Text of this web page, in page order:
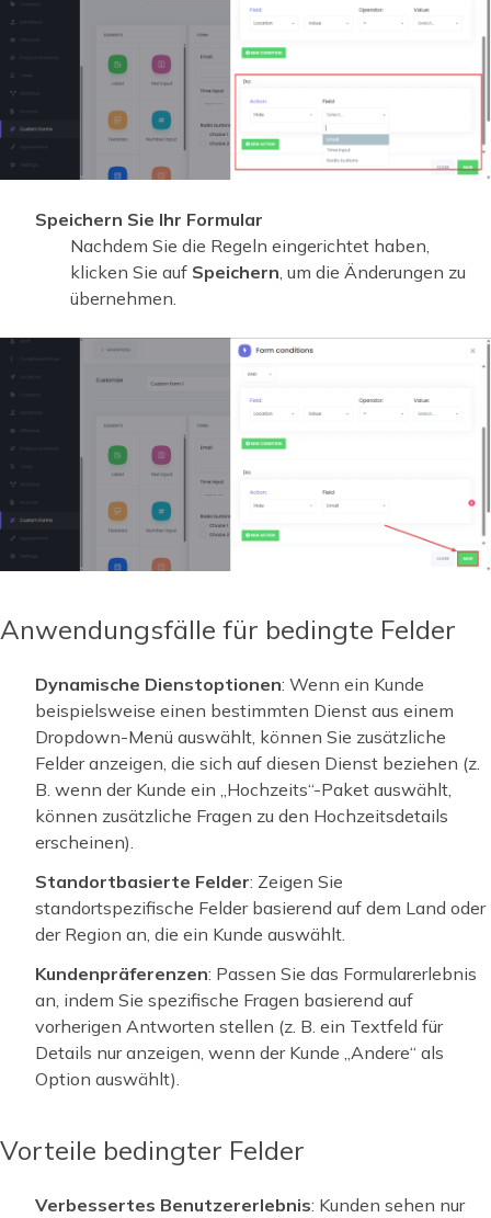
Speichern Sie Ihr Formular
Nachdem Sie die Regeln eingerichtet haben,
klicken Sie auf Speichern, um die Änderungen zu
übernehmen.
Anwendungsfälle für bedingte Felder
Dynamische Dienstoptionen: Wenn ein Kunde
beispielsweise einen bestimmten Dienst aus einem
Dropdown-Menü auswählt, können Sie zusätzliche
Felder anzeigen, die sich auf diesen Dienst beziehen (z.
B. wenn der Kunde ein „Hochzeits“-Paket auswählt,
können zusätzliche Fragen zu den Hochzeitsdetails
erscheinen).
Standortbasierte Felder: Zeigen Sie
standortspezifische Felder basierend auf dem Land oder
der Region an, die ein Kunde auswählt.
Kundenpräferenzen: Passen Sie das Formularerlebnis
an, indem Sie spezifische Fragen basierend auf
vorherigen Antworten stellen (z. B. ein Textfeld für
Details nur anzeigen, wenn der Kunde „Andere“ als
Option auswählt).
Vorteile bedingter Felder
Verbessertes Benutzererlebnis: Kunden sehen nur